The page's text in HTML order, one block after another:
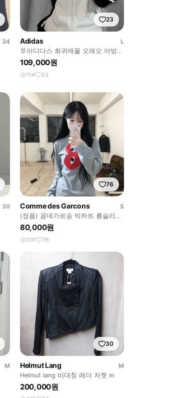
34
23
Adidas
L
🐰아디다스 희귀매물 오레오 아방
트랙탑 져지🖤
109,000원
114 23
30
76
Comme des Garcons
S
(정품) 꼼데가르송 빅하트 롱슬리브
그레이
80,000원
331 76
M
30
Helmut Lang
M
Helmut lang 비대칭 레더 자켓 m
200,000원